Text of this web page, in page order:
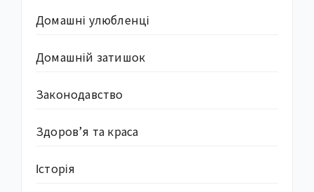
Домашні улюбленці
Домашній затишок
Законодавство
Здоров’я та краса
Історія